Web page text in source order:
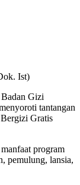
Ist)
Gizi
tantangan
Gratis
program
pemulung, lansia,